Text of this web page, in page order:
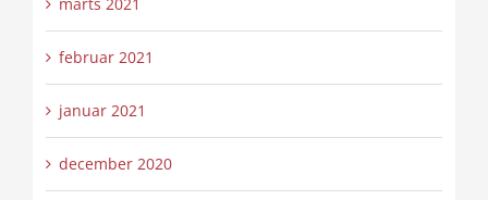
marts 2021
februar 2021
januar 2021
december 2020